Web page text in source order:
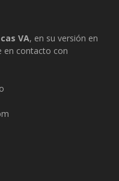
VA, en su versión en
en contacto con